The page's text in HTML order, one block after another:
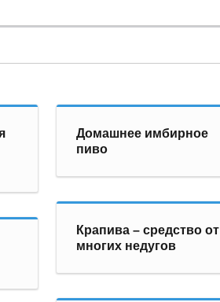
Домашнее имбирное
пиво
Крапива – средство от
многих недугов